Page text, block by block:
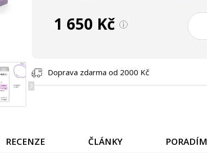
1 650 Kč
Doprava zdarma od 2000 Kč
RECENZE ČLÁNKY